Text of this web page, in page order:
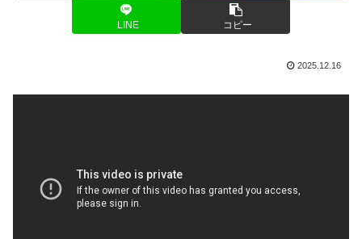
LINE コピー
2025.12.16